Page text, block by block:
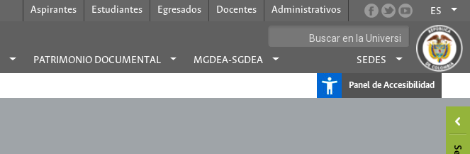
Aspirantes Estudiantes Egresados Docentes Administrativos ES
PATRIMONIO DOCUMENTAL MGDEA-SGDEA SEDES
Panel de Accesibilidad